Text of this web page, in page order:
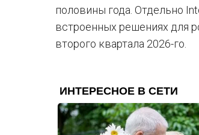
половины года. Отдельно
встроенных решениях для
второго квартала 2026-го.